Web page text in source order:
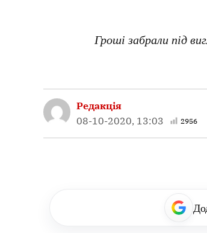
Гроші забрали під
Редакція
08-10-2020, 13:03
2956